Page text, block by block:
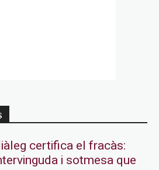
certifica el fracàs:
i sotmesa que